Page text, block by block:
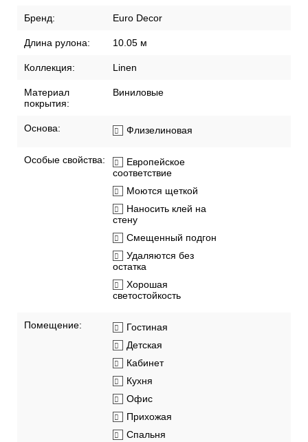
Бренд: Euro Decor
Длина рулона: 10.05 м
Коллекция: Linen
Материал
покрытия:
Виниловые
Основа: Флизелиновая
Особые свойства:
Европейское
соответствие
Моются щеткой
Наносить клей на
стену
Смещенный подгон
Удаляются без
остатка
Хорошая
светостойкость
Помещение:
Гостиная
Детская
Кабинет
Кухня
Офис
Прихожая
Спальня